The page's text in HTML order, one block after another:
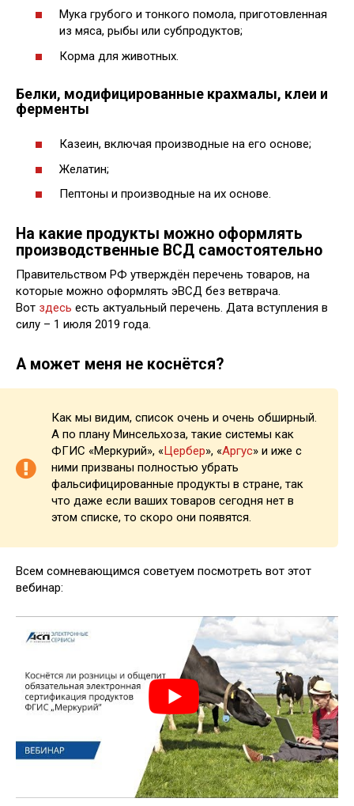
Мука грубого и тонкого помола, приготовленная
из мяса, рыбы или субпродуктов;
Корма для животных.
Белки, модифицированные крахмалы, клеи и
ферменты
Казеин, включая производные на его основе;
Желатин;
Пептоны и производные на их основе.
На какие продукты можно оформлять
производственные ВСД самостоятельно
Правительством РФ утверждён перечень товаров, на
которые можно оформлять эВСД без ветврача.
Вот здесь есть актуальный перечень. Дата вступления в
силу – 1 июля 2019 года.
А может меня не коснётся?
Как мы видим, список очень и очень обширный.
А по плану Минсельхоза, такие системы как
ФГИС «Меркурий», «Цербер», «Аргус» и иже с
ними призваны полностью убрать
фальсифицированные продукты в стране, так
что даже если ваших товаров сегодня нет в
этом списке, то скоро они появятся.
Всем сомневающимся советуем посмотреть вот этот
вебинар: